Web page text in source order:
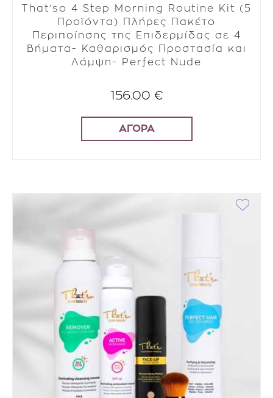
That'so 4 Step Morning Routine Kit (5
Προϊόντα) Πλήρες Πακέτο
Περιποίησης της Επιδερμίδας σε 4
Βήματα- Καθαρισμός Προστασία και
Λάμψη- Perfect Nude
156.00 €
ΑΓΟΡΑ